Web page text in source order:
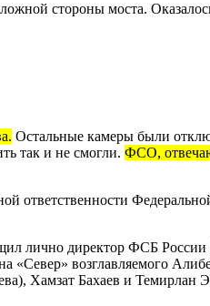
стороны моста.
Остальные камеры были
так и не смогли. ФСО,
ответственности
лично директор ФСБ России
«Север» возглавляемого
Хамзат Бахаев и Темирлан